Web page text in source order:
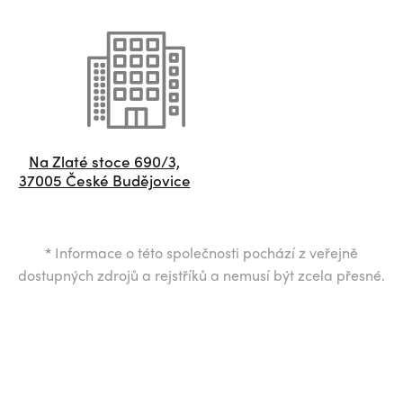
Na Zlaté stoce 690/3,
37005 České Budějovice
* Informace o této společnosti pochází z veřejně
dostupných zdrojů a rejstříků a nemusí být zcela přesné.